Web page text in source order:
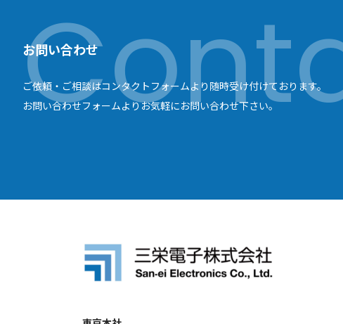
お問い合わせ
ご依頼・ご相談はコンタクトフォームより随時受け付けております。
お問い合わせフォームよりお気軽にお問い合わせ下さい。